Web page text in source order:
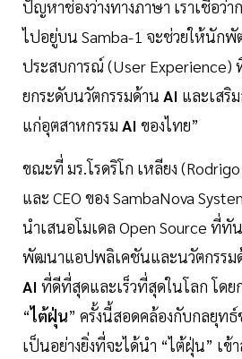
ปัญหาช่องว่างทางภาษา เราเชื่อว่า
ไปอยู่บน Samba-1 จะช่วยให้นัก
ประสบการณ์ (User Experience)
ยกระดับนวัตกรรมด้าน AI และเสริ
แก่อุตสาหกรรม AI ของไทย”
ขณะที่ มร.โรดริโก เหลียง
และ CEO ของ SambaNova
นำเสนอโมเดล Open Source ที่
พัฒนาแอปพลิเคชันและนวัตกรรม
AI ที่ดีที่สุดและเร็วที่สุดในโลก โดย
“ไต้ฝุ่น” ครั้งนี้สอดคล้องกับกลยุทธ์
เป็นอย่างยิ่งที่จะได้นำ “ไต้ฝุ่น” เข้